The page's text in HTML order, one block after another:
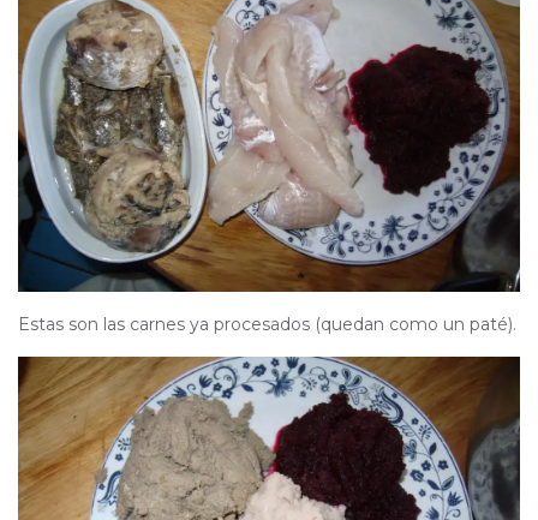
Estas son las carnes ya procesados (quedan como un paté).